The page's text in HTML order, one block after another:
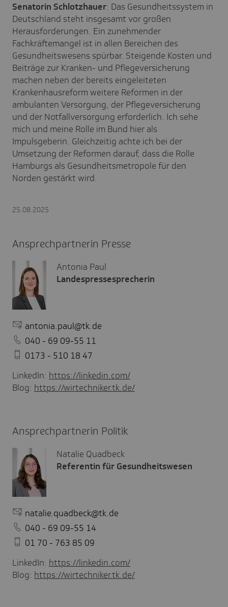
Senatorin Schlotzhauer: Das Gesundheitssystem in
Deutschland steht insgesamt vor großen
Herausforderungen. Ein zunehmender
Fachkräftemangel ist in allen Bereichen des
Gesundheitswesens spürbar. Steigende Kosten und
Beiträge zur Kranken- und Pflegeversicherung
machen neben der bereits eingeleiteten
Krankenhausreform weitere Reformen in der
ambulanten Versorgung, der Pflegeversicherung
und der Notfallversorgung erforderlich. Ich sehe
mich und meine Rolle im Bund hier als
Impulsgeberin. Gleichzeitig achte ich bei der
Umsetzung der Reformen darauf, dass die Rolle
Hamburgs als Gesundheitsmetropole für den
Norden gestärkt wird.
25.08.2025
Ansprechpartnerin Presse
Antonia Paul
Landespressesprecherin
antonia.paul@tk.de
040 - 69 09-55 11
0173 - 510 18 47
LinkedIn: https://linkedin.com/
Blog: https://wirtechniker.tk.de/
Ansprechpartnerin Politik
Natalie Quadbeck
Referentin für Gesundheitswesen
natalie.quadbeck@tk.de
040 - 69 09-55 14
01 70 - 763 85 09
LinkedIn: https://linkedin.com/
Blog: https://wirtechniker.tk.de/